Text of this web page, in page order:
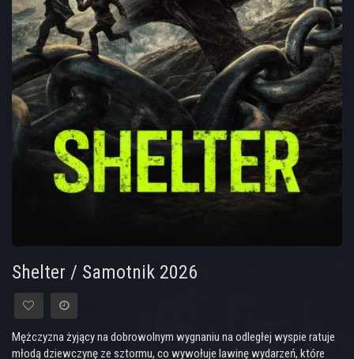
Shelter / Samotnik 2026
Mężczyzna żyjący na dobrowolnym wygnaniu na odległej wyspie ratuje
młodą dziewczynę ze sztormu, co wywołuje lawinę wydarzeń, które